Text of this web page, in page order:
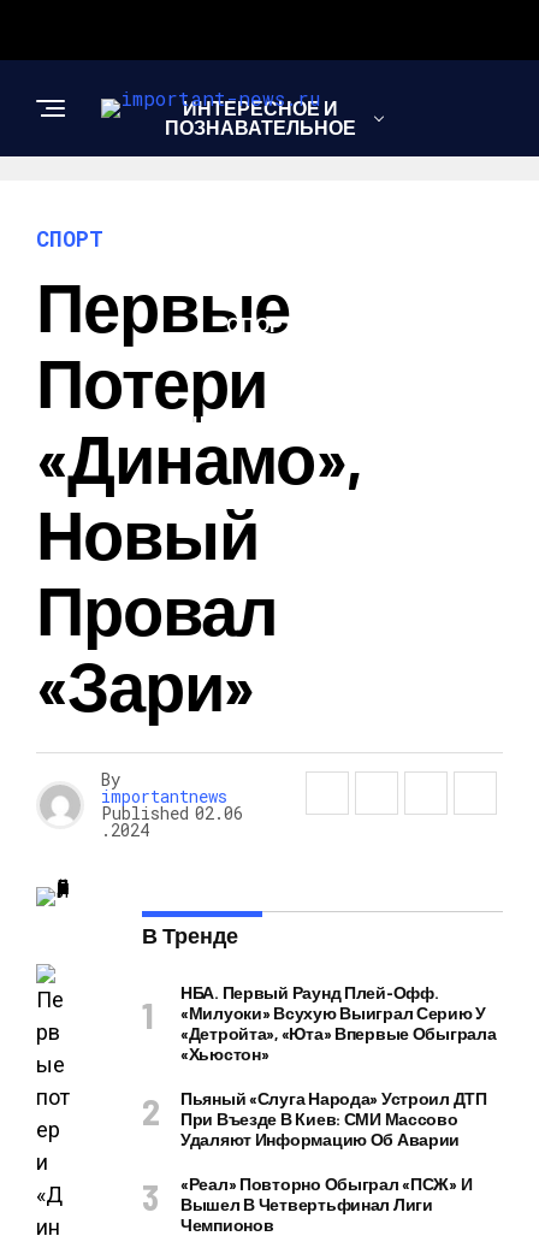
ИНТЕРЕСНОЕ И
ПОЗНАВАТЕЛЬНОЕ
СПОРТ
ШОУ-БИЗНЕС
СПОРТ
Первые
Потери
«Динамо»,
Новый
Провал
«Зари»
By
importantnews
Published 02.06
.2024
В Тренде
НБА. Первый Раунд Плей-Офф.
«Милуоки» Всухую Выиграл Серию У
«Детройта», «Юта» Впервые Обыграла
«Хьюстон»
Пьяный «слуга Народа» Устроил ДТП
При Въезде В Киев: СМИ Массово
Удаляют Информацию Об Аварии
«Реал» Повторно Обыграл «ПСЖ» И
Вышел В Четвертьфинал Лиги
Чемпионов